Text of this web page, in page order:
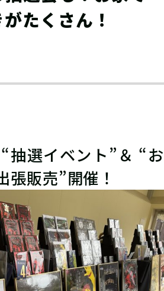
たくさん！
抽選イベント”＆ “お
張販売”開催！